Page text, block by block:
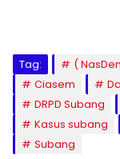
Tag: (
Ciasem
DRPD Subang
Kasus subang
Subang